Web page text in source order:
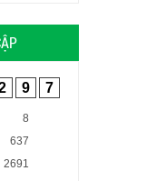
9 7
8
637
2691